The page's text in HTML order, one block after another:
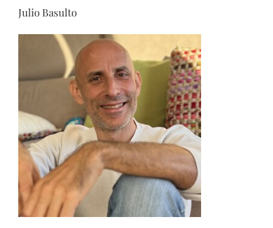
Julio Basulto